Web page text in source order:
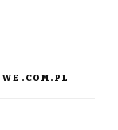
.COM.PL